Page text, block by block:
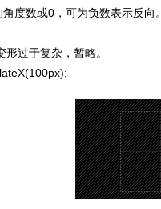
度数或0，可为负数表示反向。
过于复杂，暂略。